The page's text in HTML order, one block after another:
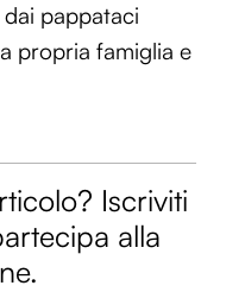
pappataci
propria famiglia e
Iscriviti
alla